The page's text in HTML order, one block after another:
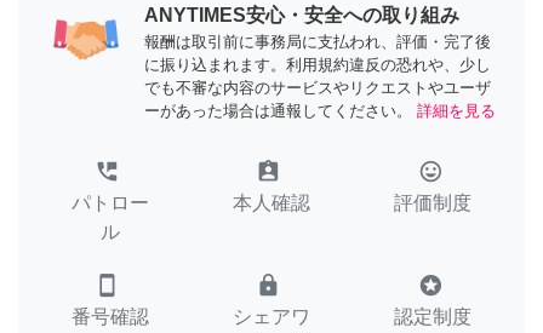
ANYTIMES安心・安全への取り組み
報酬は取引前に事務局に支払われ、評価・完了後
に振り込まれます。利用規約違反の恐れや、少し
でも不審な内容のサービスやリクエストやユーザ
ーがあった場合は通報してください。
詳細を見る
perm_phone_msg
パトロー
ル
assignment_ind
本人確認
tag_faces
評価制度
smartphone
番号確認
lock
シェアワ
stars
認定制度